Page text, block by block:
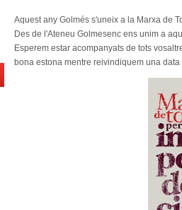
Aquest any Golmés s'uneix a la Marxa de
Des de l'Ateneu Golmesenc ens unim a
Esperem estar acompanyats de tots
bona estona mentre reivindiquem una data